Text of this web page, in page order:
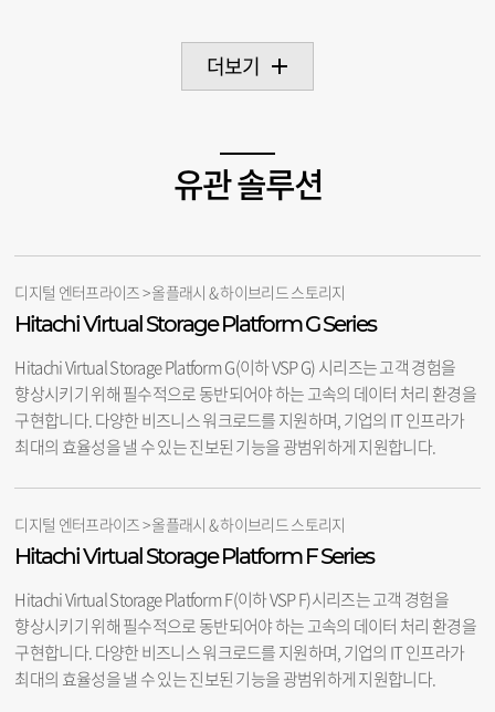
더보기
유관 솔루션
디지털 엔터프라이즈 > 올플래시 & 하이브리드 스토리지
Hitachi Virtual Storage Platform G Series
Hitachi Virtual Storage Platform G(이하 VSP G) 시리즈는 고객 경험을
향상시키기 위해 필수적으로 동반되어야 하는 고속의 데이터 처리 환경을
구현합니다. 다양한 비즈니스 워크로드를 지원하며, 기업의 IT 인프라가
최대의 효율성을 낼 수 있는 진보된 기능을 광범위하게 지원합니다.
디지털 엔터프라이즈 > 올플래시 & 하이브리드 스토리지
Hitachi Virtual Storage Platform F Series
Hitachi Virtual Storage Platform F(이하 VSP F)시리즈는 고객 경험을
향상시키기 위해 필수적으로 동반되어야 하는 고속의 데이터 처리 환경을
구현합니다. 다양한 비즈니스 워크로드를 지원하며, 기업의 IT 인프라가
최대의 효율성을 낼 수 있는 진보된 기능을 광범위하게 지원합니다.